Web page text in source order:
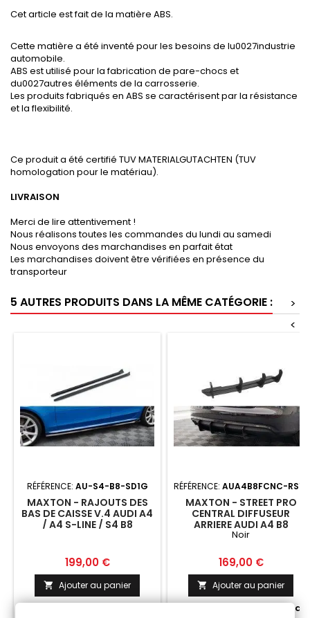
Cet article est fait de la matière ABS.
Cette matière a été inventé pour les besoins de lu0027industrie
automobile.
ABS est utilisé pour la fabrication de pare-chocs et
du0027autres éléments de la carrosserie.
Les produits fabriqués en ABS se caractérisent par la résistance
et la flexibilité.
Ce produit a été certifié TUV MATERIALGUTACHTEN (TUV
homologation pour le matériau).
LIVRAISON
Merci de lire attentivement !
Nous réalisons toutes les commandes du lundi au samedi
Nous envoyons des marchandises en parfait état
Les marchandises doivent être vérifiées en présence du
transporteur
5 AUTRES PRODUITS DANS LA MÊME CATÉGORIE :
>
<
RÉFÉRENCE: AU-S4-B8-SD1G
MAXTON - RAJOUTS DES
BAS DE CAISSE V.4 AUDI A4
/ A4 S-LINE / S4 B8
Prix
199,00 €
 Ajouter au panier

RÉFÉRENCE: AUA4B8FCNC-RS1B
MAXTON - STREET PRO
CENTRAL DIFFUSEUR
ARRIERE AUDI A4 B8
FACELIFT NOIR
Noir
Prix
169,00 €
 Ajouter au panier
 Fabriqué a la commande